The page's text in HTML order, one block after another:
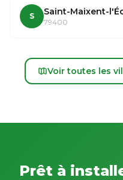
S Saint-Maixent-
79400
Voir toutes les
Prêt à